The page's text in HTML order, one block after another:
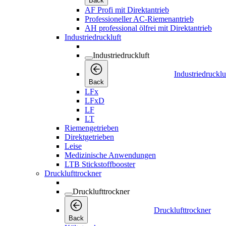
AF Profi mit Direktantrieb
Professioneller AC-Riemenantrieb
AH professional ölfrei mit Direktantrieb
Industriedruckluft
Industriedruckluft
Back
LFx
LFxD
LF
LT
Riemengetrieben
Direktgetrieben
Leise
Medizinische Anwendungen
LTB Stickstoffbooster
Drucklufttrockner
Drucklufttrockner
Back
Drucklufttrockner